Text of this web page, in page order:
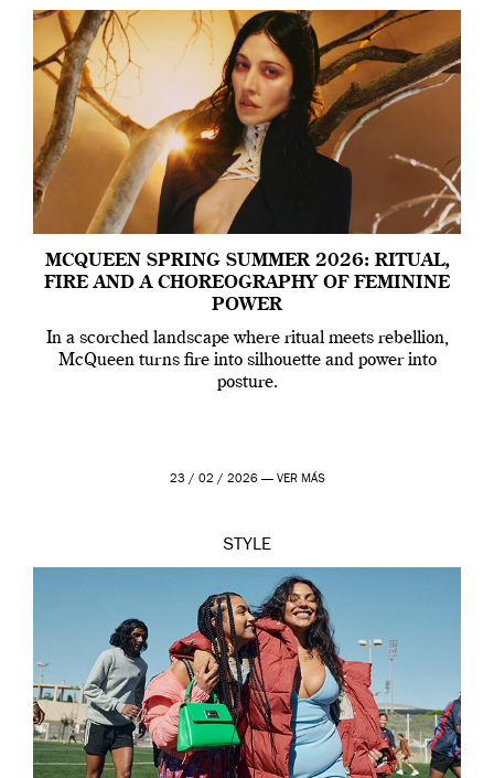
MCQUEEN SPRING SUMMER 2026: RITUAL,
FIRE AND A CHOREOGRAPHY OF FEMININE
POWER
In a scorched landscape where ritual meets rebellion,
McQueen turns fire into silhouette and power into
posture.
23 / 02 / 2026 — VER MÁS
STYLE